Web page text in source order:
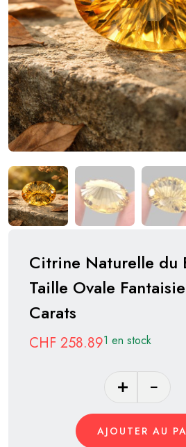
Citrine Naturelle du
Taille Ovale
Carats
CHF 258.891 en stock
AJOUTER AU